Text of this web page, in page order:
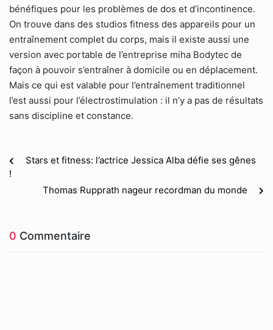
bénéfiques pour les problèmes de dos et d’incontinence.
On trouve dans des studios fitness des appareils pour un
entraînement complet du corps, mais il existe aussi une
version avec portable de l’entreprise miha Bodytec de
façon à pouvoir s’entraîner à domicile ou en déplacement.
Mais ce qui est valable pour l’entraînement traditionnel
l’est aussi pour l’électrostimulation : il n’y a pas de résultats
sans discipline et constance.
Stars et fitness: l’actrice Jessica Alba défie ses gênes
!
Thomas Rupprath nageur recordman du monde
0 Commentaire